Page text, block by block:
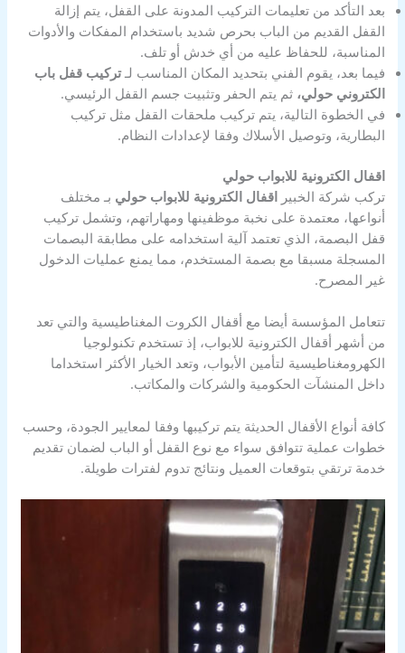
بعد التأكد من تعليمات التركيب المدونة على القفل، يتم إزالة
القفل القديم من الباب بحرص شديد باستخدام المفكات والأدوات
المناسبة، للحفاظ عليه من أي خدش أو تلف.
فيما بعد، يقوم الفني بتحديد المكان المناسب لـتركيب قفل باب
الكتروني حولي،ثم يتم الحفر وتثبيت جسم القفل الرئيسي.
في الخطوة التالية، يتم تركيب ملحقات القفل مثل تركيب
البطارية، وتوصيل الأسلاك وفقا لإعدادات النظام.
اقفال الكترونية للابواب حولي
تركب شركة الخبيراقفال الكترونية للابواب حولي بـ مختلف
أنواعها، معتمدة على نخبة موظفينها ومهاراتهم، وتشمل تركيب
قفل البصمة، الذي تعتمد آلية استخدامه على مطابقة البصمات
المسجلة مسبقا مع بصمة المستخدم، مما يمنع عمليات الدخول
غير المصرح.
تتعامل المؤسسة أيضا مع أقفال الكروت المغناطيسية والتي تعد
من أشهر أقفال الكترونية للابواب، إذ تستخدم تكنولوجيا
الكهرومغناطيسية لتأمين الأبواب، وتعد الخيار الأكثر استخداما
داخل المنشآت الحكومية والشركات والمكاتب.
كافة أنواع الأقفال الحديثة يتم تركيبها وفقا لمعايير الجودة، وحسب
خطوات عملية تتوافق سواء مع نوع القفل أو الباب لضمان تقديم
خدمة ترتقي بتوقعات العميل ونتائج تدوم لفترات طويلة.